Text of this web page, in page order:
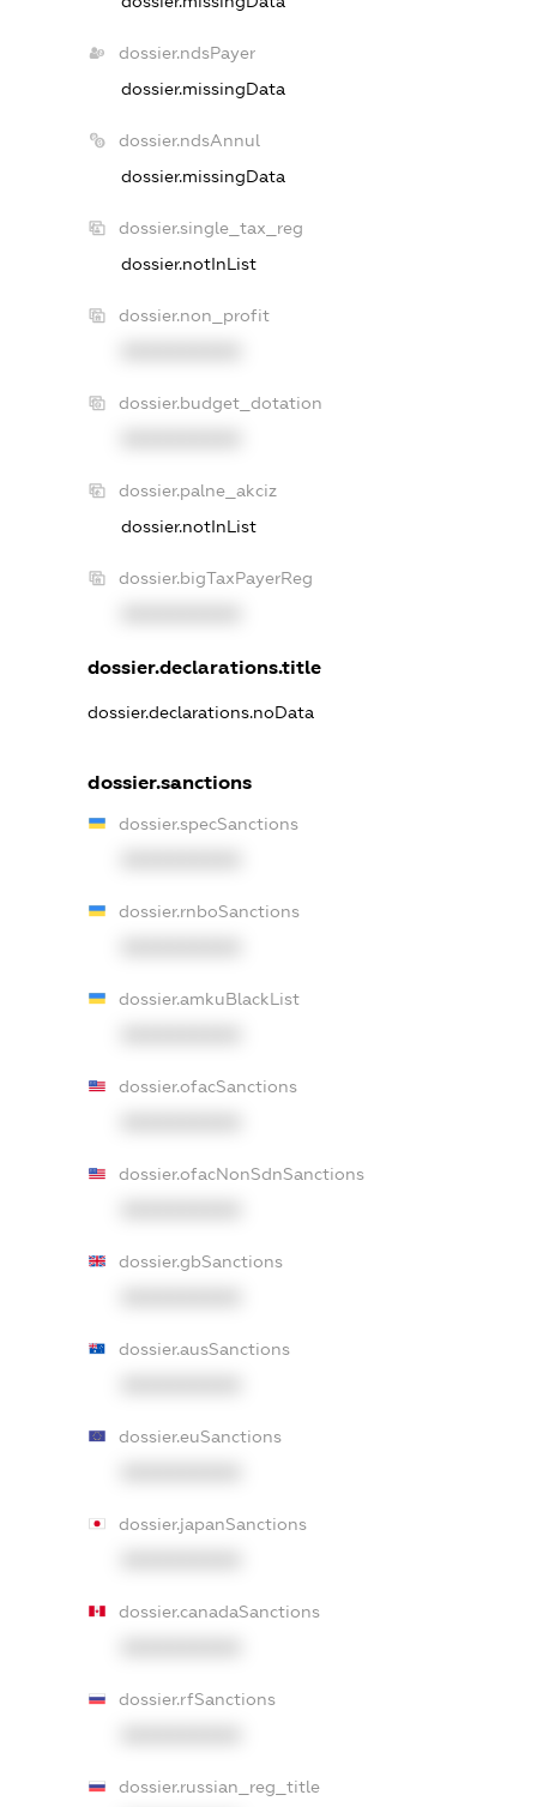
dossier.ndsPayer
dossier.missingData
dossier.ndsAnnul
dossier.missingData
dossier.single_tax_reg
dossier.notInList
dossier.non_profit
dossier.budget_dotation
dossier.palne_akciz
dossier.notInList
dossier.bigTaxPayerReg
dossier.declarations.title
dossier.declarations.noData
dossier.sanctions
dossier.specSanctions
dossier.rnboSanctions
dossier.amkuBlackList
dossier.ofacSanctions
dossier.ofacNonSdnSanctions
dossier.gbSanctions
dossier.ausSanctions
dossier.euSanctions
dossier.japanSanctions
dossier.canadaSanctions
dossier.rfSanctions
dossier.russian_reg_title